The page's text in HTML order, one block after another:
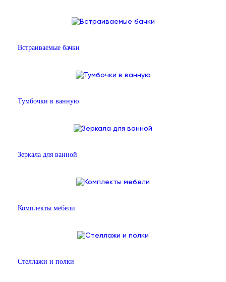
Встраиваемые бачки
Тумбочки в ванную
Зеркала для ванной
Комплекты мебели
Стеллажи и полки